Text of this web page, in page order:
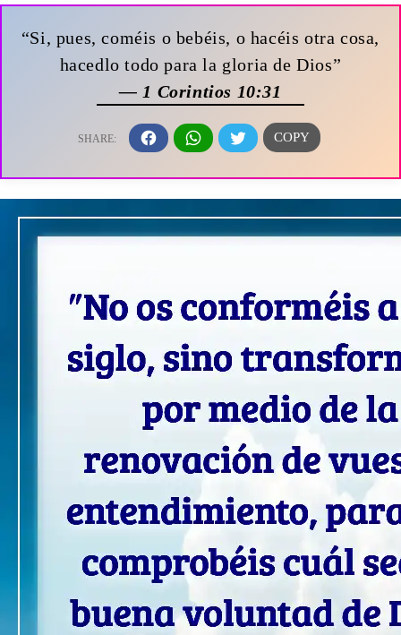
“Si, pues, coméis o bebéis, o hacéis otra cosa,
hacedlo todo para la gloria de Dios”
— 1 Corintios 10:31